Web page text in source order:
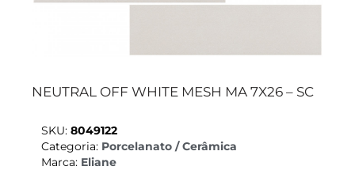
NEUTRAL OFF WHITE MESH MA 7X26 – SC
SKU: 8049122
Categoria: Porcelanato / Cerâmica
Marca: Eliane